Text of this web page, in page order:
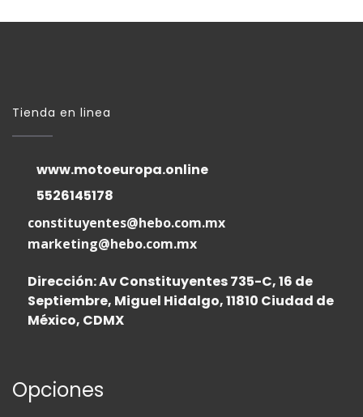
Tienda en linea
www.motoeuropa.online
5526145178
constituyentes@hebo.com.mx
marketing@hebo.com.mx
Dirección: Av Constituyentes 735-C, 16 de
Septiembre, Miguel Hidalgo, 11810 Ciudad de
México, CDMX
Opciones